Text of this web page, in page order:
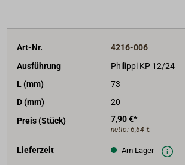
Art-Nr.
4216-006
Ausführung
Philippi KP 12/24
L (mm)
73
D (mm)
20
Preis (Stück)
7,90 €*
netto: 6,64 €
Lieferzeit Am Lager